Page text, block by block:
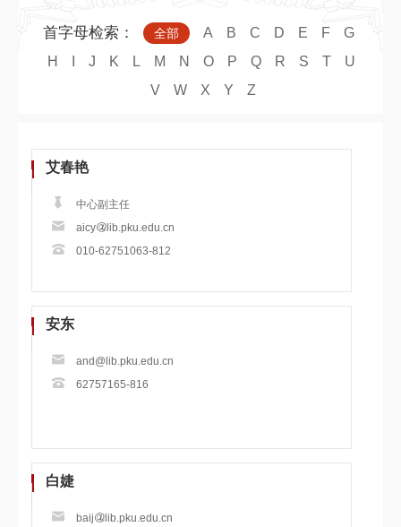
首字母检索： 全部 A B C D E F
G
H
J K L M N O P Q R S T
U
V
W X Y Z
艾春艳
中心副主任
aicy
lib.pku.edu.cn
010-62751063-812
安东
and@lib.pku.edu.cn
62757165-816
白婕
baij
lib.pku.edu.cn